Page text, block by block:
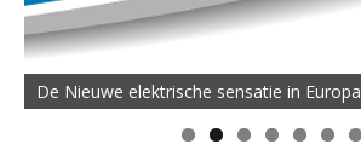
De Nieuwe elektrische sensatie in Europa